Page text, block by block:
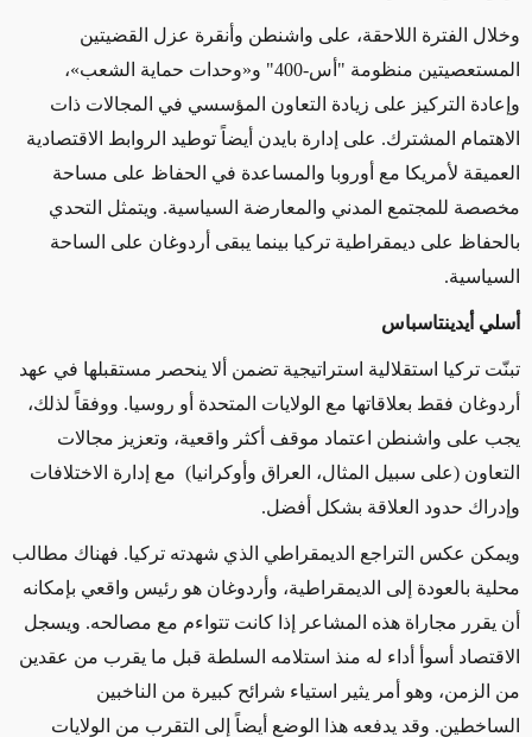
وخلال الفترة اللاحقة، على واشنطن وأنقرة عزل القضيتين
المستعصيتين منظومة "أس-400" و«وحدات حماية الشعب»،
وإعادة التركيز على زيادة التعاون المؤسسي في المجالات ذات
الاهتمام المشترك. على إدارة بايدن أيضاً توطيد الروابط الاقتصادية
العميقة لأمريكا مع أوروبا والمساعدة في الحفاظ على مساحة
مخصصة للمجتمع المدني والمعارضة السياسية. ويتمثل التحدي
بالحفاظ على ديمقراطية تركيا بينما يبقى أردوغان على الساحة
السياسية.
أسلي أيدينتاسباس
تبنّت تركيا استقلالية استراتيجية تضمن ألا ينحصر مستقبلها في عهد
أردوغان فقط بعلاقاتها مع الولايات المتحدة أو روسيا. ووفقاً لذلك،
يجب على واشنطن اعتماد موقف أكثر واقعية، وتعزيز مجالات
التعاون (على سبيل المثال، العراق وأوكرانيا) مع إدارة الاختلافات
وإدراك حدود العلاقة بشكل أفضل.
ويمكن عكس التراجع الديمقراطي الذي شهدته تركيا. فهناك مطالب
محلية بالعودة إلى الديمقراطية، وأردوغان هو رئيس واقعي بإمكانه
أن يقرر مجاراة هذه المشاعر إذا كانت تتواءم مع مصالحه. ويسجل
الاقتصاد أسوأ أداء له منذ استلامه السلطة قبل ما يقرب من عقدين
من الزمن، وهو أمر يثير استياء شرائح كبيرة من الناخبين
الساخطين. وقد يدفعه هذا الوضع أيضاً إلى التقرب من الولايات